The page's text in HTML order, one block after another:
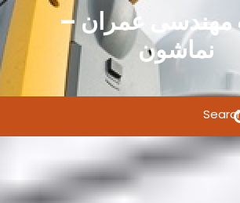
مهندسی عمران –
نماشون